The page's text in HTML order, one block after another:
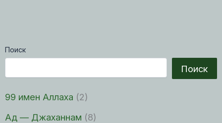
Поиск
Поиск
99 имен Аллаха (2)
Ад — Джаханнам (8)